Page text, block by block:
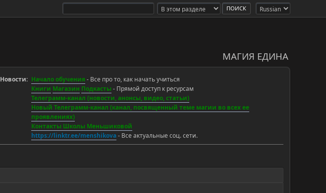
МАГИЯ ЕДИНА
Новости: Начало обучения - Все про то, как начать учиться
Книги Магазин Подкасты - Прямой доступ к ресурсам
Телеграмм-канал (новости, анонсы, видео, статьи)
Новый Телеграмм-канал (канал, посвященный теме магии во всех ее
проявлениях)
Контакты Школы Меньшиковой
https://linktr.ee/menshikova- Все актуальные соц. сети.